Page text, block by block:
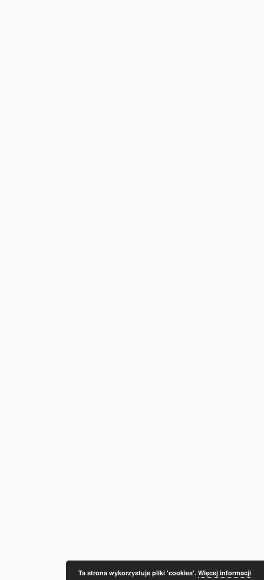
Ta strona wykorzystuje pliki 'cookies'. Więcej informacji